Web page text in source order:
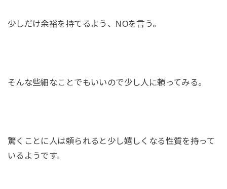
少しだけ余裕を持てるよう、NOを言う。
そんな些細なことでもいいので少し人に頼ってみる。
驚くことに人は頼られると少し嬉しくなる性質を持って
いるようです。